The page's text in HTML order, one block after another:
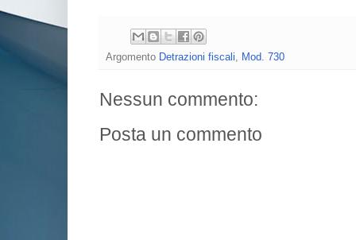
Argomento Detrazioni fiscali Mod. 730
Nessun commento:
Posta un commento